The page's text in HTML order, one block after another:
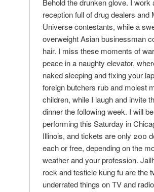
Behold the drunken glove. I work
reception full of drug dealers and
Universe contestants, while a
overweight Asian businessman
hair. I miss these moments of
peace in a naughty elevator,
naked sleeping and fixing your
foreign butchers rub and molest
children, while I laugh and invite
dinner the following week. I will be
performing this Saturday in
Illinois, and tickets are only 200
each or free, depending on the
weather and your profession.
rock and testicle kung fu are the
underrated things on TV and